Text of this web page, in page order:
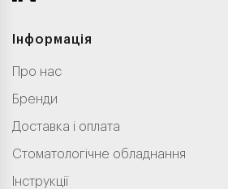
Інформація
Про нас
Бренди
Доставка і оплата
Стоматологічне обладнання
Інструкції